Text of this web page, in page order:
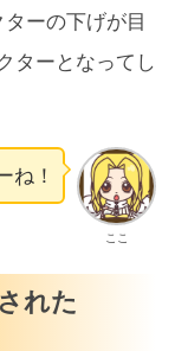
ーの下げが目
ターとなってし
ここ
ね！
れた